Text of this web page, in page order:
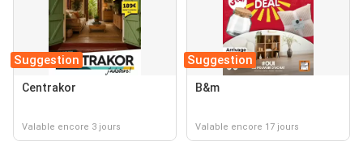
Suggestion
Centrakor
Valable encore 3 jours
Suggestion
B&m
Valable encore 17 jours